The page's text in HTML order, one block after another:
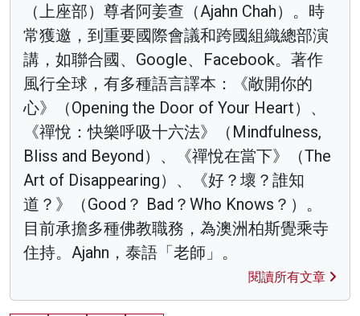
（上座部）尊者阿姜查（Ajahn Chah）。時
常獲邀，到重要國際會議和跨國組織總部演
講，如聯合國、Google、Facebook。著作
風行全球，有多種語言譯本：《敞開你的
心》（Opening the Door of Your Heart）、
《禪悅：快樂呼吸十六法》（Mindfulness,
Bliss and Beyond）、《禪悅在當下》（The
Art of Disappearing）、《好？壞？誰知
道？》（Good？ Bad？Who Knows？）。
目前承擔多種佛教職務，為澳洲柏斯覺乘寺
住持。Ajahn，泰語「老師」。
閱讀所有文章